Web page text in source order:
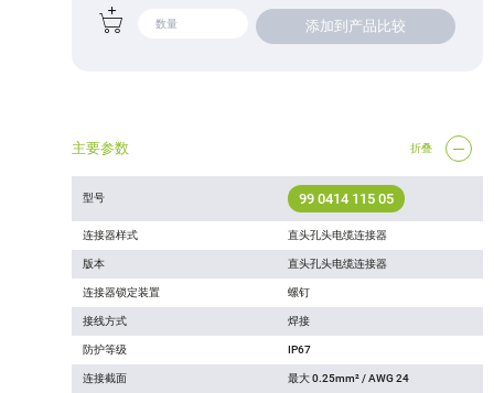
添加到产品比较
主要参数 折叠
型号 99 0414 115 05
连接器样式 直头孔头电缆连接器
版本 直头孔头电缆连接器
连接器锁定装置 螺钉
接线方式 焊接
防护等级 IP67
连接截面 最大 0.25mm² / AWG 24